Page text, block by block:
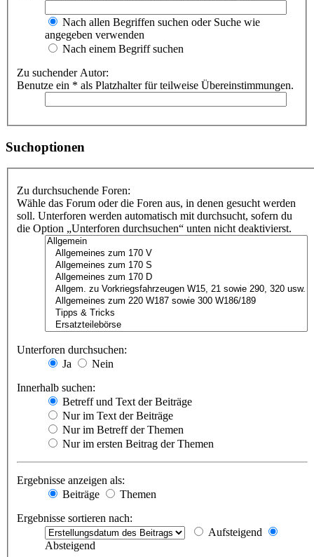
Nach allen Begriffen suchen oder Suche wie
angegeben verwenden
Nach einem Begriff suchen
Zu suchender Autor:
Benutze ein * als Platzhalter für teilweise Übereinstimmungen.
Suchoptionen
Zu durchsuchende Foren:
Wähle das Forum oder die Foren aus, in denen gesucht werden
soll. Unterforen werden automatisch mit durchsucht, sofern du
die Option „Unterforen durchsuchen“ unten nicht deaktivierst.
Unterforen durchsuchen:
Ja
Nein
Innerhalb suchen:
Betreff und Text der Beiträge
Nur im Text der Beiträge
Nur im Betreff der Themen
Nur im ersten Beitrag der Themen
Ergebnisse anzeigen als:
Beiträge
Themen
Ergebnisse sortieren nach:
Aufsteigend
Absteigend